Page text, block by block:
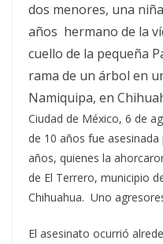
dos menores, una
años hermano de la
cuello de la pequeña
rama de un árbol en
Namiquipa, en
Ciudad de México, 6 de
de 10 años fue
años, quienes la
de El Terrero, municipio
Chihuahua. Uno
El asesinato ocurrió